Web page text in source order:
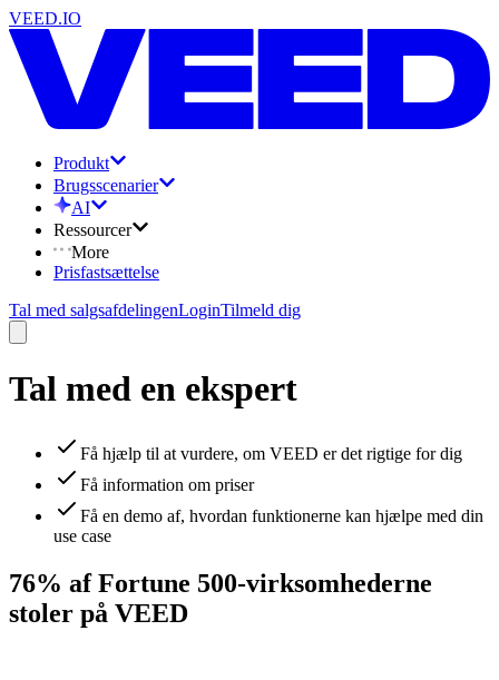
VEED.IO
Produkt
Brugsscenarier
AI
Ressourcer
More
Prisfastsættelse
Tal med salgsafdelingenLoginTilmeld dig
Tal med en ekspert
Få hjælp til at vurdere, om VEED er det rigtige for dig
Få information om priser
Få en demo af, hvordan funktionerne kan hjælpe med din
use case
76% af Fortune 500-virksomhederne
stoler på VEED